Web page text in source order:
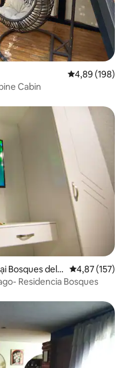
Xếp hạng
4,89 (198)
Cabin
Bosques del L Xếp hạng
4,87 (157)
Residencia Bosques